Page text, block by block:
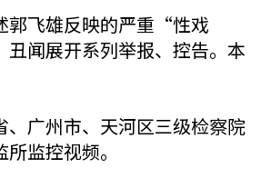
郭飞雄反映的严重“性戏
闻展开系列举报、控告。本
、广州市、天河区三级检察院
监控视频。